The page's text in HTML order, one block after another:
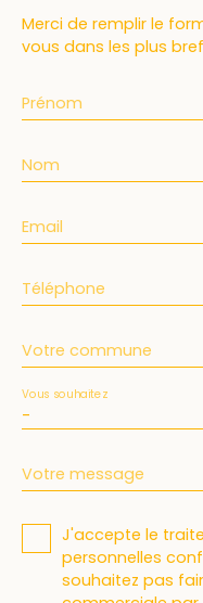
Merci de remplir le
vous dans les plus
Prénom
Nom
Email
Téléphone
Votre commune
-
Vous souhaitez
Votre message
J'accepte le
personnelles
souhaitez pas